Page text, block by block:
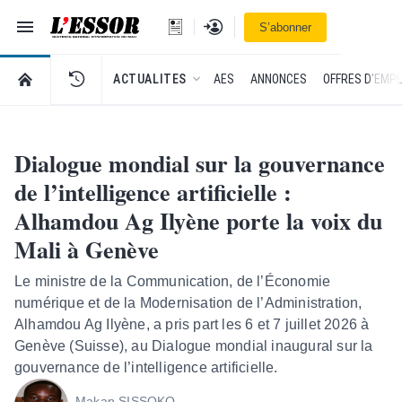
Navigation
L'Essor - retour à la une
Se connecterS’abonner
RETOUR À LA PAGE D’ACCUEIL DE L'ESSOR
ACTUALITES AES ANNONCES OFFRES
Dialogue mondial sur la gouvernance
de l’intelligence artificielle :
Alhamdou Ag Ilyène porte la voix du
Mali à Genève
Le ministre de la Communication, de l’Économie
numérique et de la Modernisation de l’Administration,
Alhamdou Ag Ilyène, a pris part les 6 et 7 juillet 2026 à
Genève (Suisse), au Dialogue mondial inaugural sur la
gouvernance de l’intelligence artificielle.